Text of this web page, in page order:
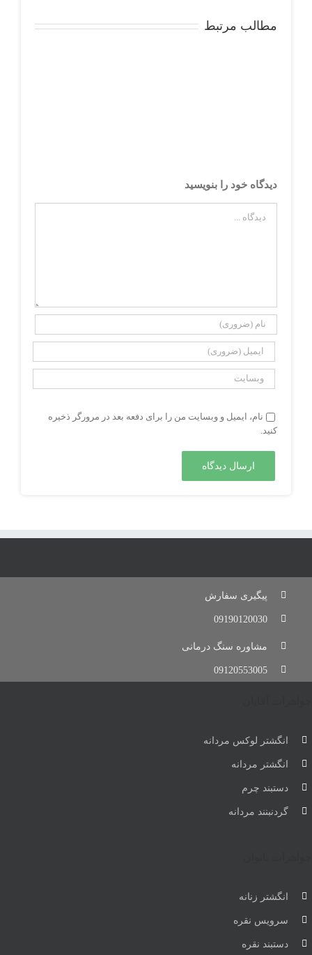
مطالب مرتبط
دیدگاه خود را بنویسید
نام، ایمیل و وبسایت من را برای دفعه بعد در مرورگر ذخیره
کنید.
پیگیری سفارش
09190120030
مشاوره سنگ درمانی
09120553005
انگشتر لوکس مردانه
انگشتر مردانه
دستبند چرم
گردنبنند مردانه
انگشتر زنانه
سرویس نقره
دستبند نقره